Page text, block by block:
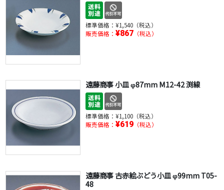
標準価格： ¥1,540（税込）
販売価格： ¥867（税込）
遠藤商事 小皿 φ87mm M12-42 渕線
標準価格： ¥1,100（税込）
販売価格： ¥619（税込）
遠藤商事 古赤絵ぶどう小皿 φ99mm T05-
48